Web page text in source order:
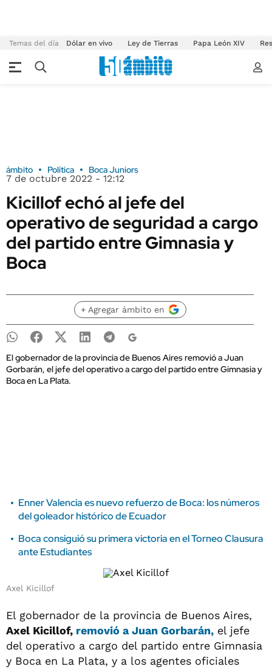
Temas del día Dólar en vivo Ley de Tierras Papa León XIV
ámbito Política Boca Juniors
7 de octubre 2022 - 12:12
Kicillof echó al jefe del
operativo de seguridad a cargo
del partido entre Gimnasia y
Boca
+ Agregar ámbito en
El gobernador de la provincia de Buenos Aires removió a Juan
Gorbarán, el jefe del operativo a cargo del partido entre Gimnasia y
Boca en La Plata.
Enner Valencia es nuevo refuerzo de Boca: los números
del goleador histórico de Ecuador
Boca consiguió su primera victoria en el Torneo Clausura
ante Estudiantes
Axel Kicillof
El gobernador de la provincia de Buenos Aires,
Axel Kicillof, removió a Juan Gorbarán, el jefe
del operativo a cargo del partido entre Gimnasia
y Boca en La Plata, y a los agentes oficiales